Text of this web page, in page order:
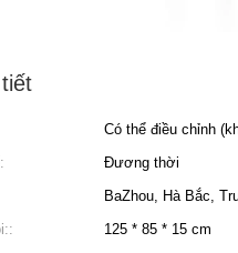
Có thể điều chỉnh
Đương thời
BaZhou, Hà Bắc,
125 * 85 * 15 cm